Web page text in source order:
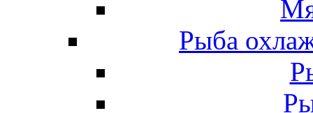
Рыба